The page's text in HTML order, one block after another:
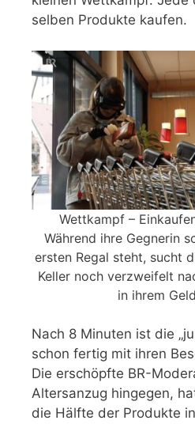
selben Produkte kaufen.
Wettkampf –
Während ihre Gegnerin
ersten Regal steht, sucht
Keller noch verzweifelt
in ihrem
Nach 8 Minuten ist die
schon fertig mit ihren
Die erschöpfte BR-
Altersanzug hingegen,
die Hälfte der Produkte